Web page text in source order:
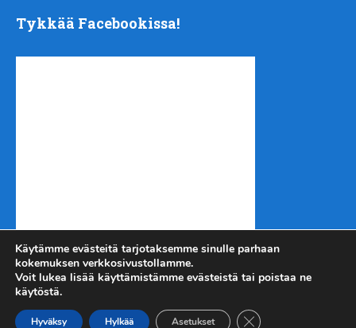
Tykkää Facebookissa!
Kotiseutu-uutiset.comCopyright © 2026.
Käytämme evästeitä tarjotaksemme sinulle parhaan
kokemuksen verkkosivustollamme.
Voit lukea lisää käyttämistämme evästeistä tai poistaa ne
käytöstä.
Hyväksy Hylkää Asetukset Sulje evästebanneri